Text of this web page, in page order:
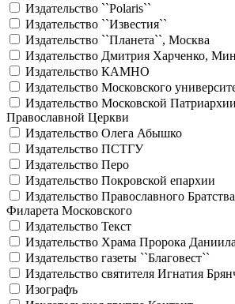
Издательство ``Polaris``
Издательство ``Известия``
Издательство ``Планета``, Москва
Издательство Дмитрия Харченко,
Издательство КАМНО
Издательство Московского
Издательство Московской
Православной Церкви
Издательство Олега Абышко
Издательство ПСТГУ
Издательство Перо
Издательство Покровской епархии
Издательство Православного
Филарета Московского
Издательство Текст
Издательство Храма Пророка
Издательство газеты ``Благовест``
Издательство святителя Игнатия
Изографъ